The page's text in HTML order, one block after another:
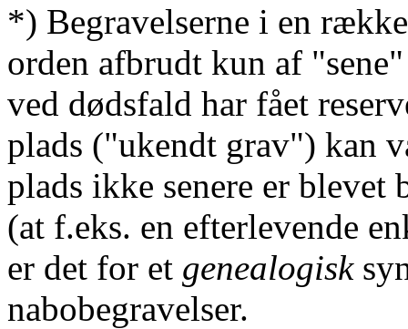
*) Begravelserne i en
orden afbrudt kun af
ved dødsfald har fået
plads ("ukendt grav") kan
plads ikke senere er
(at f.eks. en efterlevende
er det for et genealogisk
nabobegravelser.